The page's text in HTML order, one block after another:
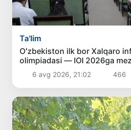
Ta'lim
Oʻzbekiston ilk bor Xalqaro
olimpiadasi — IOI 2026ga
6 avg 2026, 21:02 466